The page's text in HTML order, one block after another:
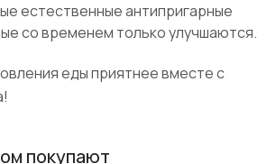
естественные антипригарные
со временем только улучшаются.
еды приятнее вместе с
покупают